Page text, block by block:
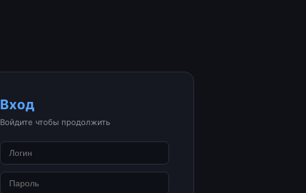
Вход
Войдите чтобы продолжить